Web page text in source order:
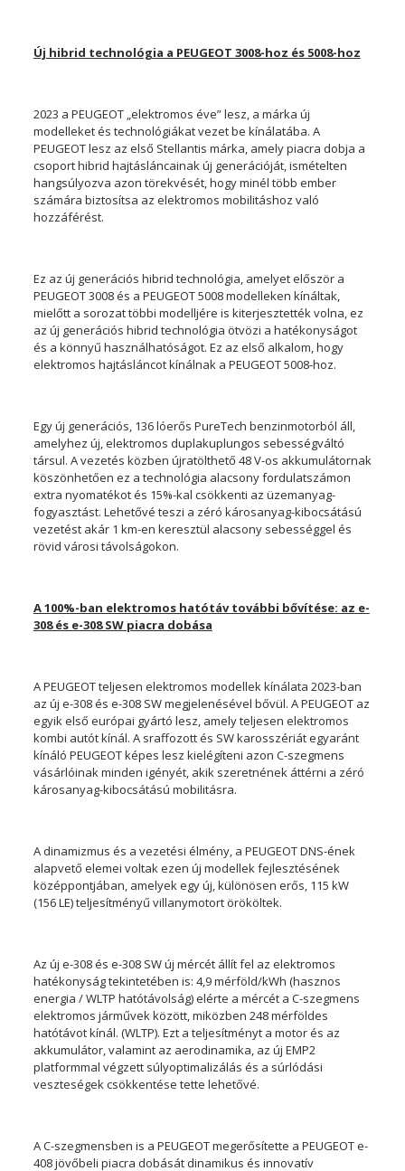
Új hibrid technológia a PEUGEOT 3008-hoz és 5008-hoz
2023 a PEUGEOT „elektromos éve” lesz, a márka új
modelleket és technológiákat vezet be kínálatába. A
PEUGEOT lesz az első Stellantis márka, amely piacra dobja a
csoport hibrid hajtásláncainak új generációját, ismételten
hangsúlyozva azon törekvését, hogy minél több ember
számára biztosítsa az elektromos mobilitáshoz való
hozzáférést.
Ez az új generációs hibrid technológia, amelyet először a
PEUGEOT 3008 és a PEUGEOT 5008 modelleken kínáltak,
mielőtt a sorozat többi modelljére is kiterjesztették volna, ez
az új generációs hibrid technológia ötvözi a hatékonyságot
és a könnyű használhatóságot. Ez az első alkalom, hogy
elektromos hajtásláncot kínálnak a PEUGEOT 5008-hoz.
Egy új generációs, 136 lóerős PureTech benzinmotorból áll,
amelyhez új, elektromos duplakuplungos sebességváltó
társul. A vezetés közben újratölthető 48 V-os akkumulátornak
köszönhetően ez a technológia alacsony fordulatszámon
extra nyomatékot és 15%-kal csökkenti az üzemanyag-
fogyasztást. Lehetővé teszi a zéró károsanyag-kibocsátású
vezetést akár 1 km-en keresztül alacsony sebességgel és
rövid városi távolságokon.
A 100%-ban elektromos hatótáv további bővítése: az e-
308 és e-308 SW piacra dobása
A PEUGEOT teljesen elektromos modellek kínálata 2023-ban
az új e-308 és e-308 SW megjelenésével bővül. A PEUGEOT az
egyik első európai gyártó lesz, amely teljesen elektromos
kombi autót kínál. A sraffozott és SW karosszériát egyaránt
kínáló PEUGEOT képes lesz kielégíteni azon C-szegmens
vásárlóinak minden igényét, akik szeretnének áttérni a zéró
károsanyag-kibocsátású mobilitásra.
A dinamizmus és a vezetési élmény, a PEUGEOT DNS-ének
alapvető elemei voltak ezen új modellek fejlesztésének
középpontjában, amelyek egy új, különösen erős, 115 kW
(156 LE) teljesítményű villanymotort örököltek.
Az új e-308 és e-308 SW új mércét állít fel az elektromos
hatékonyság tekintetében is: 4,9 mérföld/kWh (hasznos
energia / WLTP hatótávolság) elérte a mércét a C-szegmens
elektromos járművek között, miközben 248 mérföldes
hatótávot kínál. (WLTP). Ezt a teljesítményt a motor és az
akkumulátor, valamint az aerodinamika, az új EMP2
platformmal végzett súlyoptimalizálás és a súrlódási
veszteségek csökkentése tette lehetővé.
A C-szegmensben is a PEUGEOT megerősítette a PEUGEOT e-
408 jövőbeli piacra dobását dinamikus és innovatív